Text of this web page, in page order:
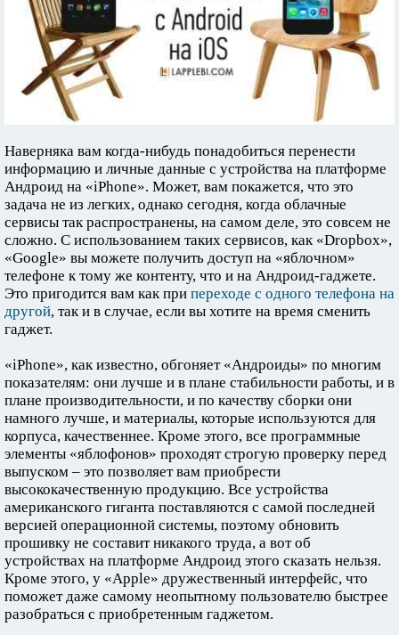
Наверняка вам когда-нибудь понадобиться перенести
информацию и личные данные с устройства на платформе
Андроид на «iPhone». Может, вам покажется, что это
задача не из легких, однако сегодня, когда облачные
сервисы так распространены, на самом деле, это совсем не
сложно. С использованием таких сервисов, как «Dropbox»,
«Google» вы можете получить доступ на «яблочном»
телефоне к тому же контенту, что и на Андроид-гаджете.
Это пригодится вам как при переходе с одного телефона на
другой, так и в случае, если вы хотите на время сменить
гаджет.
«iPhone», как известно, обгоняет «Андроиды» по многим
показателям: они лучше и в плане стабильности работы, и в
плане производительности, и по качеству сборки они
намного лучше, и материалы, которые используются для
корпуса, качественнее. Кроме этого, все программные
элементы «яблофонов» проходят строгую проверку перед
выпуском – это позволяет вам приобрести
высококачественную продукцию. Все устройства
американского гиганта поставляются с самой последней
версией операционной системы, поэтому обновить
прошивку не составит никакого труда, а вот об
устройствах на платформе Андроид этого сказать нельзя.
Кроме этого, у «Apple» дружественный интерфейс, что
поможет даже самому неопытному пользователю быстрее
разобраться с приобретенным гаджетом.